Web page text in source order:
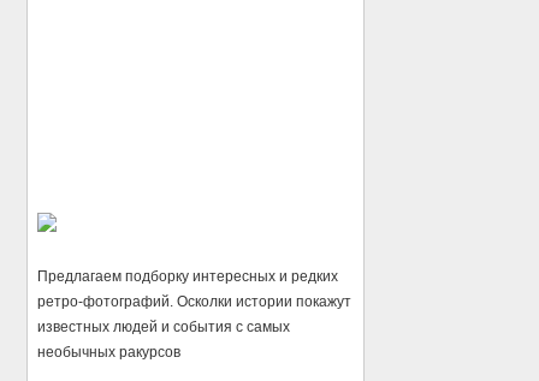
Предлагаем подборку интересных и редких
ретро-фотографий. Осколки истории покажут
известных людей и события с самых
необычных ракурсов